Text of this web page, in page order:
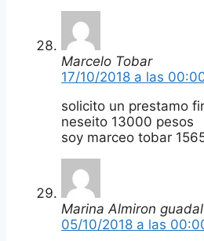
Marcelo Tobar
17/10/2018 a las
solicito un prestamo
neseito 13000 pesos
soy marceo tobar
Marina Almiron
05/10/2018 a las